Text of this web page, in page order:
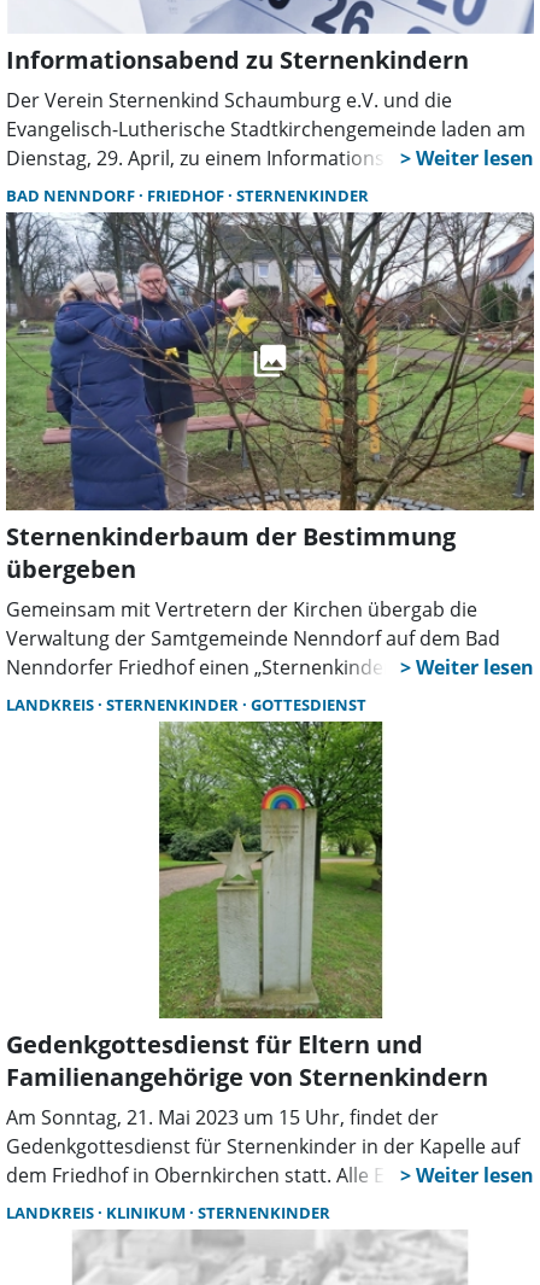
Informationsabend zu Sternenkindern
Der Verein Sternenkind Schaumburg e.V. und die
Evangelisch-Lutherische Stadtkirchengemeinde laden am
Dienstag, 29. April, zu einem Informationsabend auf dem
Friedhof Scheier Straße ein. Ab 17:30 Uhr können
Betroffene, Interessierte und Fachleute, die sich mit dem
Thema auseinandersetzen wollen, in der Friedhofskapelle
mehr über das Thema „Sternenkinder“ erfahren. Der
Abend bietet nicht nur Informationen, sondern auch
Raum für Fragen und Austausch.
BAD NENNDORF FRIEDHOF STERNENKINDER
Sternenkinderbaum der Bestimmung
übergeben
Gemeinsam mit Vertretern der Kirchen übergab die
Verwaltung der Samtgemeinde Nenndorf auf dem Bad
Nenndorfer Friedhof einen „Sternenkinderbaum“ seiner
Bestimmung. Es ist ein Taschentuchbaum auf einem
Rundbeet, in unmittelbarer Nähe der Kindergräber, der
einen besonderen Ort der Trauer bietet. Ein Ort für
Menschen – Mütter, Väter, Großeltern und weitere
Angehörige – die um ihr „Sternenkind“ trauern.
LANDKREIS STERNENKINDER GOTTESDIENST
Gedenkgottesdienst für Eltern und
Familienangehörige von Sternenkindern
Am Sonntag, 21. Mai 2023 um 15 Uhr, findet der
Gedenkgottesdienst für Sternenkinder in der Kapelle auf
dem Friedhof in Obernkirchen statt. Alle Eltern, die vor,
während oder nach der Geburt ein Kind verloren haben
und ihre Familienangehörigen sind herzlich eingeladen zu
einer gemeinsamen Gedenkfeier für diese Sternenkinder.
LANDKREIS KLINIKUM STERNENKINDER